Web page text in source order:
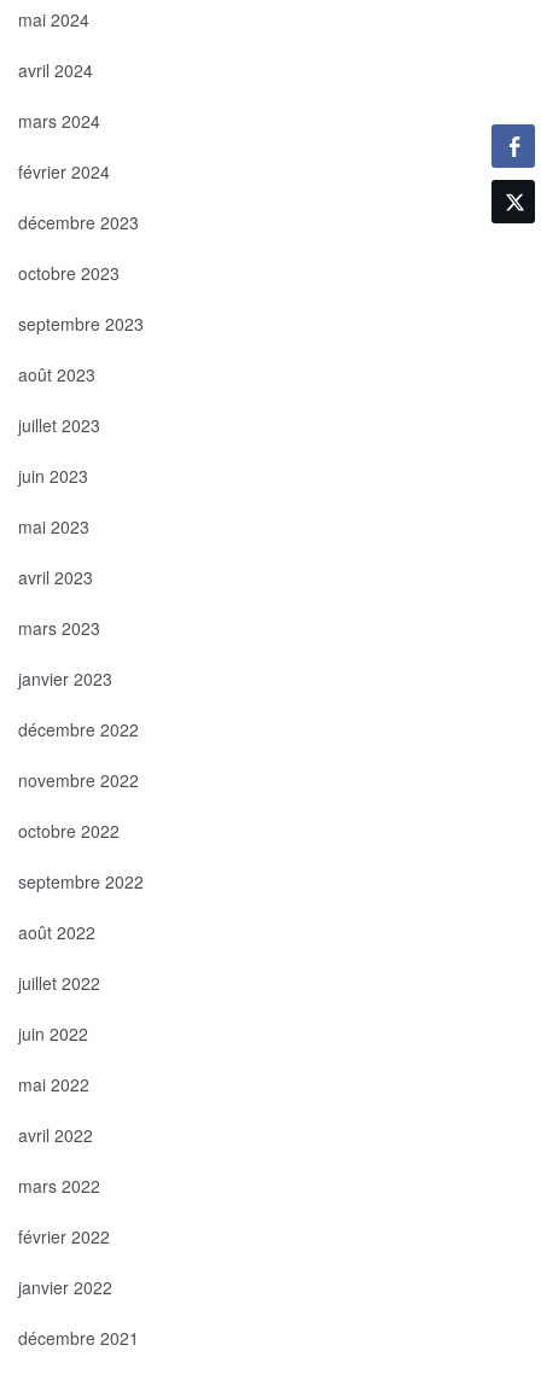
mai 2024
avril 2024
mars 2024
février 2024
décembre 2023
octobre 2023
septembre 2023
août 2023
juillet 2023
juin 2023
mai 2023
avril 2023
mars 2023
janvier 2023
décembre 2022
novembre 2022
octobre 2022
septembre 2022
août 2022
juillet 2022
juin 2022
mai 2022
avril 2022
mars 2022
février 2022
janvier 2022
décembre 2021